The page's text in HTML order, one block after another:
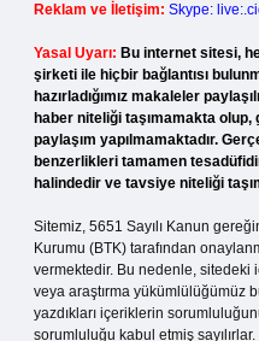
Reklam ve İletişim: Skype:
Yasal Uyarı: Bu internet sitesi,
şirketi ile hiçbir bağlantısı
hazırladığımız makaleler
haber niteliği taşımamakta
paylaşım yapılmamaktadır.
benzerlikleri tamamen
halindedir ve tavsiye niteliği
Sitemiz, 5651 Sayılı Kanun
Kurumu (BTK) tarafından
vermektedir. Bu nedenle, sitedeki
veya araştırma yükümlülüğümüz
yazdıkları içeriklerin
sorumluluğu kabul etmiş sayılırlar.